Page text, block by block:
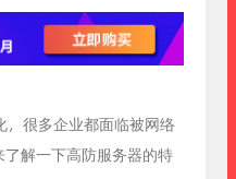
，很多企业都面临被网络
解一下高防服务器的特